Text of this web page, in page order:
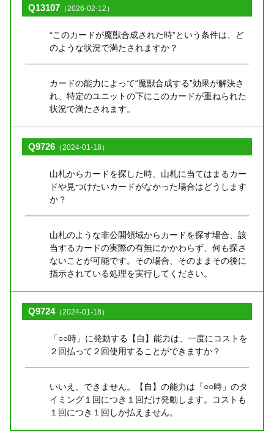
Q13107 （2026-02-12）
“このカードが魔獣合成された時”という条件は、ど
のような状況で満たされますか？
カードの能力によって“魔獣合成する”効果が解決さ
れ、特定のユニットの下にこのカードが重ねられた
状況で満たされます。
Q9726 （2024-01-18）
山札からカードを探した時、山札に当てはまるカー
ドや見つけたいカードがなかった場合はどうします
か？
山札のような非公開領域からカードを探す場合、該
当するカードの実際の有無にかかわらず、何も探さ
ないことが可能です。その場合、そのままその後に
指示されている処理を実行してください。
Q9724（2024-01-18）
「○○時」に発動する【自】能力は、一度にコストを
２回払って２回使用することができますか？
いいえ、できません。【自】の能力は「○○時」のタ
イミング１回につき１回だけ発動します。コストも
１回につき１回しか払えません。